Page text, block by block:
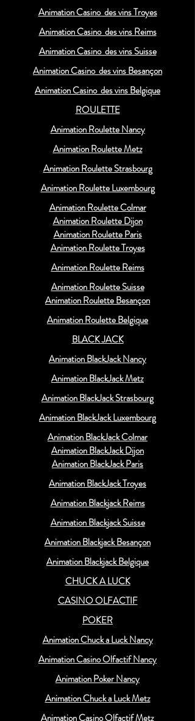
Animation Casino des vins Troyes
Animation Casino des vins Reims
Animation Casino des vins Suisse
Animation Casino des vins Besançon
Animation Casino des vins Belgique
ROULETTE
Animation Roulette Nancy
Animation Roulette Metz
Animation Roulette Strasbourg
Animation Roulette Luxembourg
Animation Roulette Colmar
Animation Roulette Dijon
Animation Roulette Paris
Animation Roulette Troyes
Animation Roulette Reims
Animation Roulette Suisse
Animation Roulette Besançon
Animation Roulette Belgique
BLACK JACK
Animation BlackJack Nancy
Animation BlackJack Metz
Animation BlackJack Strasbourg
Animation BlackJack Luxembourg
Animation BlackJack Colmar
Animation BlackJack Dijon
Animation BlackJack Paris
Animation BlackJack Troyes
Animation Blackjack Reims
Animation Blackjack Suisse
Animation Blackjack Besançon
Animation Blackjack Belgique
CHUCK A LUCK
CASINO OLFACTIF
POKER
Animation Chuck a Luck Nancy
Animation Casino Olfactif Nancy
Animation Poker Nancy
Animation Chuck a Luck Metz
Animation Casino Olfactif Metz